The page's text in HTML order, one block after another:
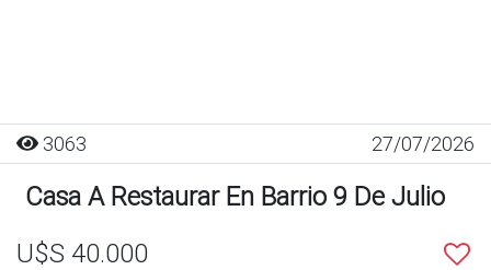
3063 27/07/2026
Casa A Restaurar En Barrio 9 De Julio
U$S 40.000